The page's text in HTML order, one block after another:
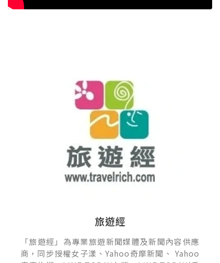
旅遊經
「旅遊經」為專業旅遊新聞媒體及新聞內容供應
商，同步授權女子漾、Yahoo奇摩新聞、 Yahoo